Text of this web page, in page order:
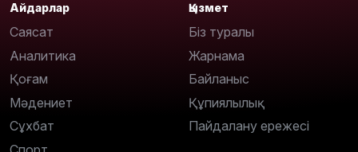
Айдарлар
Саясат
Аналитика
Қоғам
Мәдениет
Сұхбат
Қызмет
Біз туралы
Жарнама
Байланыс
Құпиялылық
Пайдалану ережесі